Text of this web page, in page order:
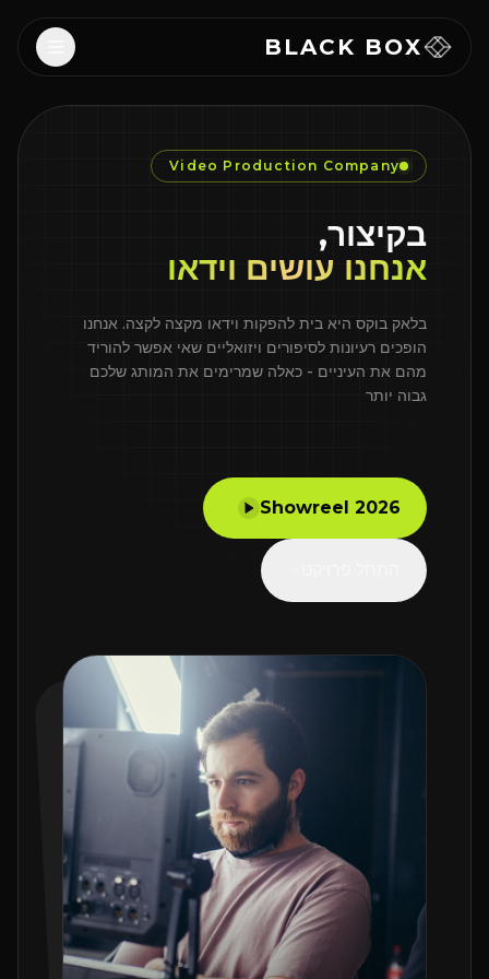
BLACK BOX
Video Production Company
בקיצור,
אנחנו עושים וידאו
בלאק בוקס היא בית להפקות וידאו מקצה לקצה. אנחנו
הופכים רעיונות לסיפורים ויזואליים שאי אפשר להוריד
מהם את העיניים - כאלה שמרימים את המותג שלכם
גבוה יותר
2026 Showreel